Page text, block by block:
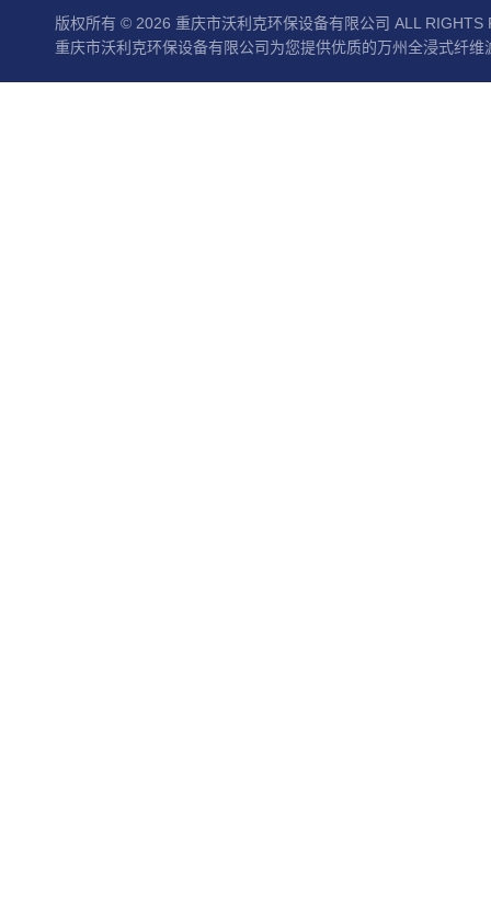
版权所有 © 2026 重庆市沃利克环保设备有限公司 ALL RIGHTS
重庆市沃利克环保设备有限公司为您提供优质的万州全浸式纤